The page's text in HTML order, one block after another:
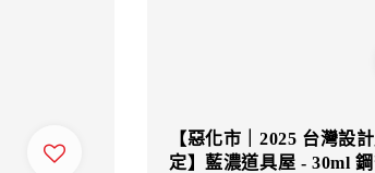
【惡化市｜2025 台灣設
定】藍濃道具屋 - 30ml